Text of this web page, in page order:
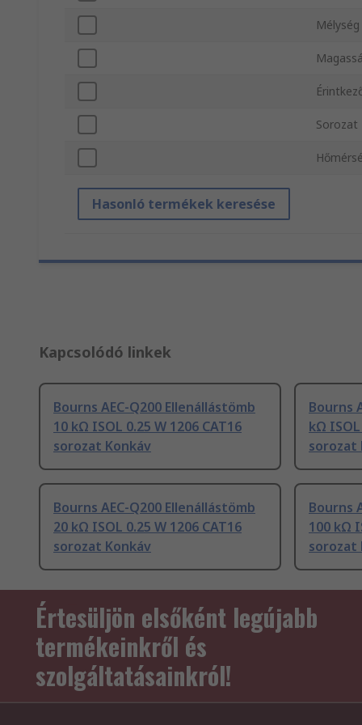
Mélység
Sorozat
Hasonló termékek keresése
Kapcsolódó linkek
Bourns AEC-Q200 Ellenállástömb
10 kΩ ISOL 0.25 W 1206 CAT16
sorozat Konkáv
Bourns
kΩ ISOL
sorozat
Bourns AEC-Q200 Ellenállástömb
20 kΩ ISOL 0.25 W 1206 CAT16
sorozat Konkáv
Bourns
100 kΩ
sorozat
Értesüljön elsőként legújabb
termékeinkről és
szolgáltatásainkról!